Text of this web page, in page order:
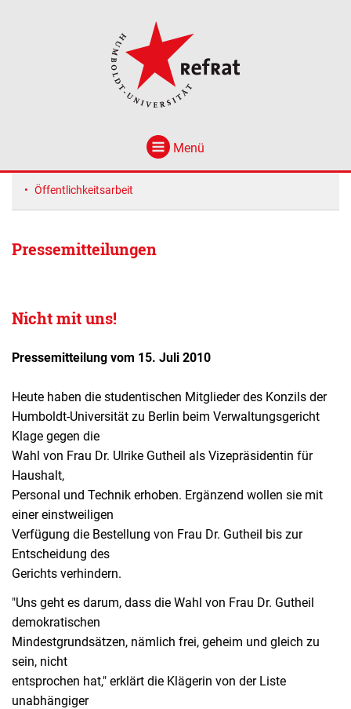
Menü
Öffentlichkeitsarbeit
Pressemitteilungen
Nicht mit uns!
Pressemitteilung vom 15. Juli 2010
Heute haben die studentischen Mitglieder des Konzils der
Humboldt-Universität zu Berlin beim Verwaltungsgericht
Klage gegen die
Wahl von Frau Dr. Ulrike Gutheil als Vizepräsidentin für
Haushalt,
Personal und Technik erhoben. Ergänzend wollen sie mit
einer einstweiligen
Verfügung die Bestellung von Frau Dr. Gutheil bis zur
Entscheidung des
Gerichts verhindern.
"Uns geht es darum, dass die Wahl von Frau Dr. Gutheil
demokratischen
Mindestgrundsätzen, nämlich frei, geheim und gleich zu
sein, nicht
entsprochen hat," erklärt die Klägerin von der Liste
unabhängiger